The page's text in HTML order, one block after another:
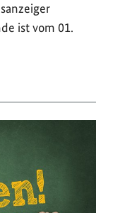
ist vom 01.